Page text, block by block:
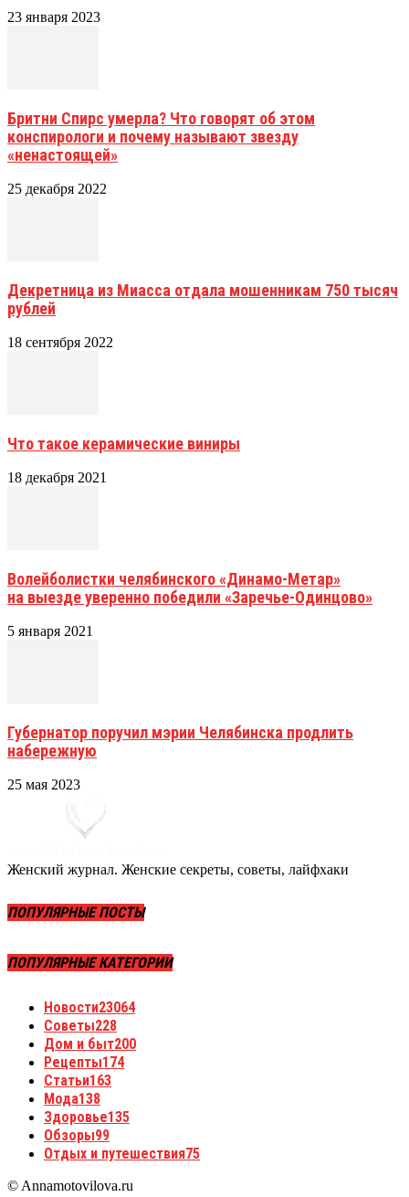
23 января 2023
Бритни Спирс умерла? Что говорят об этом
конспирологи и почему называют звезду
«ненастоящей»
25 декабря 2022
Декретница из Миасса отдала мошенникам 750 тысяч
рублей
18 сентября 2022
Что такое керамические виниры
18 декабря 2021
Волейболистки челябинского «Динамо-Метар»
на выезде уверенно победили «Заречье-Одинцово»
5 января 2021
Губернатор поручил мэрии Челябинска продлить
набережную
25 мая 2023
Женский журнал. Женские секреты, советы, лайфхаки
ПОПУЛЯРНЫЕ ПОСТЫ
ПОПУЛЯРНЫЕ КАТЕГОРИИ
Новости23064
Советы228
Дом и быт200
Рецепты174
Статьи163
Мода138
Здоровье135
Обзоры99
Отдых и путешествия75
© Annamotovilova.ru